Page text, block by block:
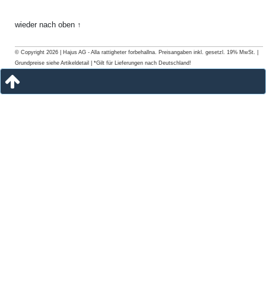
wieder nach oben ↑
© Copyright 2026 | Hajus AG - Alla rattigheter forbehallna. Preisangaben inkl. gesetzl. 19% MwSt. |
Grundpreise siehe Artikeldetail | *Gilt für Lieferungen nach Deutschland!